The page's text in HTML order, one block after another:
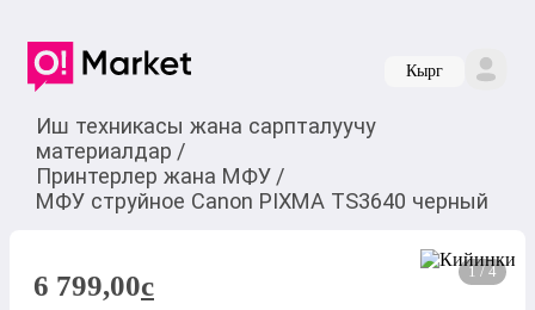
Кырг
Иш техникасы жана сарпталуучу
материалдар /
Принтерлер жана МФУ /
МФУ струйное Canon PIXMA TS3640 черный
1 / 4
6 799,00c